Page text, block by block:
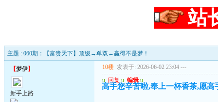
站
主题 : 060期：【富贵天下】顶级→单双←赢得不是梦！
【梦伊】
新手上路
10楼 发表于: 2026-06-02 23:04 ---
u 回复 u 编辑 u
高手您辛苦啦,奉上一杯香茶,愿高